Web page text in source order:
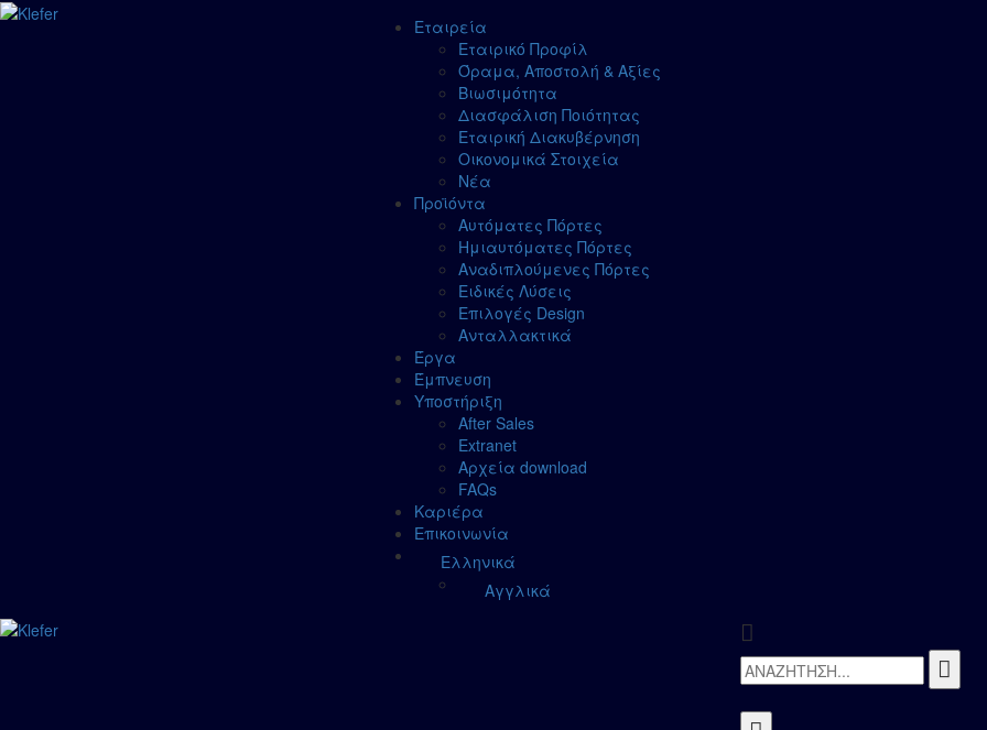
Εταιρεία
Εταιρικό Προφίλ
Όραμα, Αποστολή & Αξίες
Βιωσιμότητα
Διασφάλιση Ποιότητας
Εταιρική Διακυβέρνηση
Οικονομικά Στοιχεία
Νέα
Προϊόντα
Αυτόματες Πόρτες
Ημιαυτόματες Πόρτες
Αναδιπλούμενες Πόρτες
Ειδικές Λύσεις
Επιλογές Design
Ανταλλακτικά
Έργα
Έμπνευση
Υποστήριξη
After Sales
Extranet
Αρχεία download
FAQs
Καριέρα
Επικοινωνία
Ελληνικά
Αγγλικά